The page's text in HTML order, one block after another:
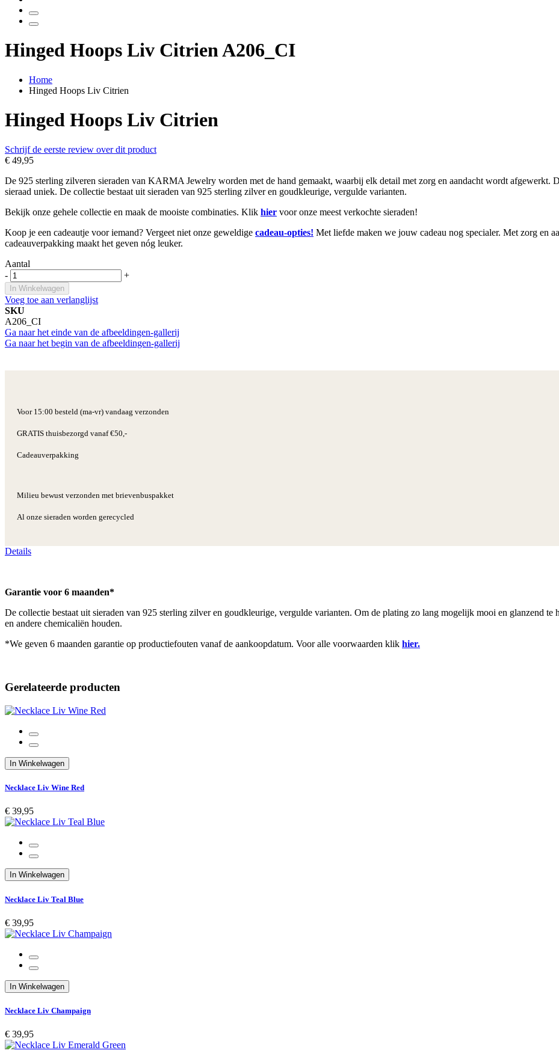
Hinged Hoops Liv Citrien A206_CI
Home
Hinged Hoops Liv Citrien
Hinged Hoops Liv Citrien
Schrijf de eerste review over dit product
€ 49,95
De 925 sterling zilveren sieraden van KARMA Jewelry worden met de hand gemaakt, waarbij elk detail met zorg en aandacht wordt afgewerkt.
sieraad uniek. De collectie bestaat uit sieraden van 925 sterling zilver en goudkleurige, vergulde varianten.
Bekijk onze gehele collectie en maak de mooiste combinaties. Klik hier voor onze meest verkochte sieraden!
Koop je een cadeautje voor iemand? Vergeet niet onze geweldige cadeau-opties! Met liefde maken we jouw cadeau nog specialer. Met zorg en
cadeauverpakking maakt het geven nóg leuker.
Aantal
-
+
In Winkelwagen
Voeg toe aan verlanglijst
SKU
A206_CI
Ga naar het einde van de afbeeldingen-gallerij
Ga naar het begin van de afbeeldingen-gallerij
Voor 15:00 besteld (ma-vr) vandaag verzonden
GRATIS thuisbezorgd vanaf €50,-
Cadeauverpakking
Milieu bewust verzonden met brievenbuspakket
Al onze sieraden worden gerecycled
Details
Garantie voor 6 maanden*
De collectie bestaat uit sieraden van 925 sterling zilver en goudkleurige, vergulde varianten. Om de plating zo lang mogelijk mooi en glanzend
en andere chemicaliën houden.
*We geven 6 maanden garantie op productiefouten vanaf de aankoopdatum. Voor alle voorwaarden klik hier.
Gerelateerde producten
In Winkelwagen
Necklace Liv Wine Red
€ 39,95
In Winkelwagen
Necklace Liv Teal Blue
€ 39,95
In Winkelwagen
Necklace Liv Champaign
€ 39,95